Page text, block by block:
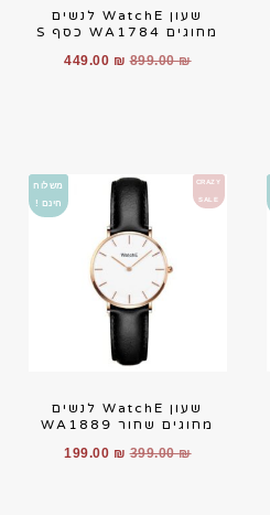
שעון WatchE לנשים
מחוגים WA1784 כסף S
899.00
449.00 ₪
CRAZY
SALE
משלוח
חינם !
שעון WatchE לנשים
מחוגים שחור WA1889
399.00
199.00 ₪